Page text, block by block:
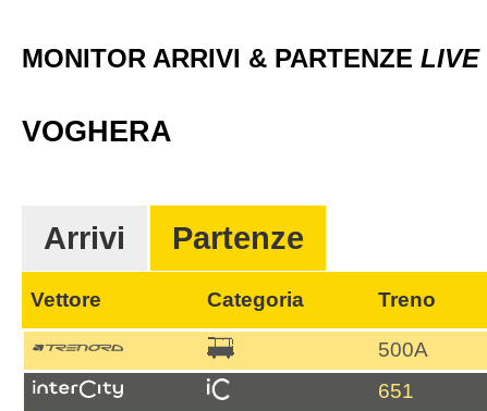
MONITOR ARRIVI & PARTENZE LIVE
VOGHERA
Arrivi Partenze
Vettore Categoria Treno
500A
651